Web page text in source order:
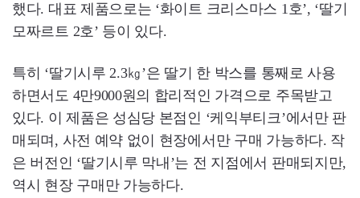
했다. 대표 제품으로는 ‘화이트 크리스마스 1호’, ‘딸기
모짜르트 2호’ 등이 있다.
특히 ‘딸기시루 2.3㎏’은 딸기 한 박스를 통째로 사용
하면서도 4만9000원의 합리적인 가격으로 주목받고
있다. 이 제품은 성심당 본점인 ‘케익부티크’에서만 판
매되며, 사전 예약 없이 현장에서만 구매 가능하다. 작
은 버전인 ‘딸기시루 막내’는 전 지점에서 판매되지만,
역시 현장 구매만 가능하다.